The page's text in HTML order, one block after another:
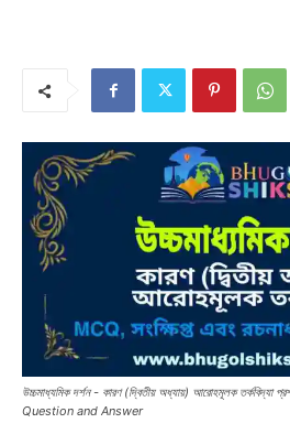
উচ্চমাধ্যমিক দর্শন - কারণ (দ্বিতীয় অধ্যায়) আরোহমূলক
Question and Answer